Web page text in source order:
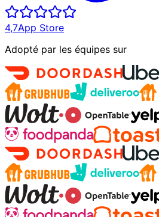
4,7App Store
Adopté par les équipes sur